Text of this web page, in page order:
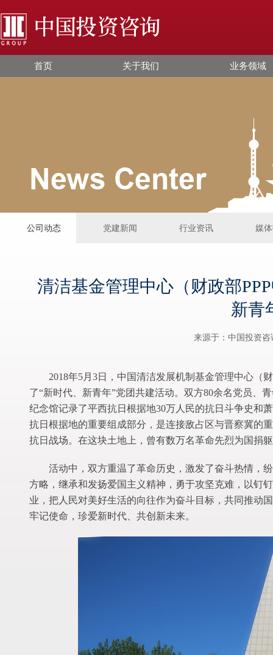
首页 关于我们 业务领域
公司动态 党建新闻 行业资讯 媒
清洁基金管理中心（财政部
新青
来源于：中国投资咨
2018年5月3日，中国清洁发展机制基金管理中心（
了“新时代、新青年”党团共建活动。双方80余名党员、
纪念馆记录了平西抗日根据地30万人民的抗日斗争史和
抗日根据地的重要组成部分，是连接敌占区与晋察冀的
抗日战场。在这块土地上，曾有数万名革命先烈为国捐
活动中，双方重温了革命历史，激发了奋斗热情，
方略，继承和发扬爱国主义精神，勇于攻坚克难，以钉
业，把人民对美好生活的向往作为奋斗目标，共同推动
牢记使命，珍爱新时代、共创新未来。